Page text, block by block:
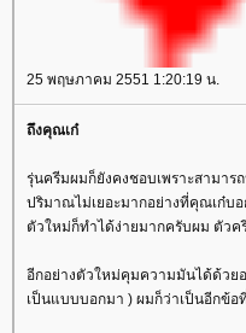
25 พฤษภาคม 2551 1:20:19 น.
ถึงคุณเก๋
รุ่นครีมผมก็ยังคงชอบเพราะสามา
ปริมาณไม่เยอะมากอย่างที่คุณเก๋บ
ตัวใหม่ก็ทำได้ง่ายมากครับผม ตัวค
อีกอย่างตัวใหม่คุมความมันได้ด้วย
เป็นแบบบอกมา ) ผมก็ว่าเป็นอีกข้